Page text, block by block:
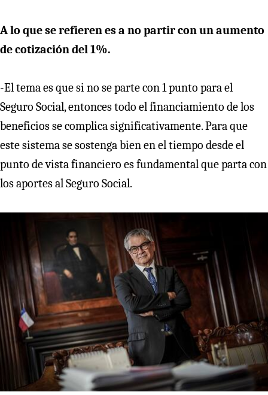
A lo que se refieren es a no partir con un aumento
de cotización del 1%.
-El tema es que si no se parte con 1 punto para el
Seguro Social, entonces todo el financiamiento de los
beneficios se complica significativamente. Para que
este sistema se sostenga bien en el tiempo desde el
punto de vista financiero es fundamental que parta con
los aportes al Seguro Social.